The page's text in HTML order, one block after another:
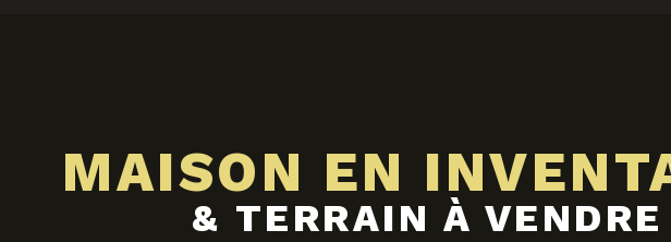
MAISON EN
& TERRAIN À VENDRE